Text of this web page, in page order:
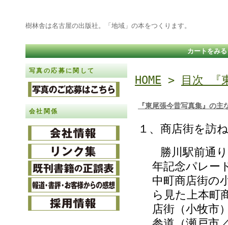
樹林舎は名古屋の出版社。「地域」の本をつくります。
カートをみる
写真の応募に関して
会社関係
HOME > 目次 『
『東尾張今昔写真集』の主
１、商店街を訪
勝川駅前通り
年記念パレー
中町商店街の
ら見た上本町
店街（小牧市